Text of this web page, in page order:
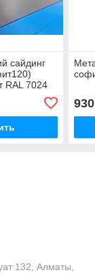
сайдинг
RAL 7024
930
132, Алматы,